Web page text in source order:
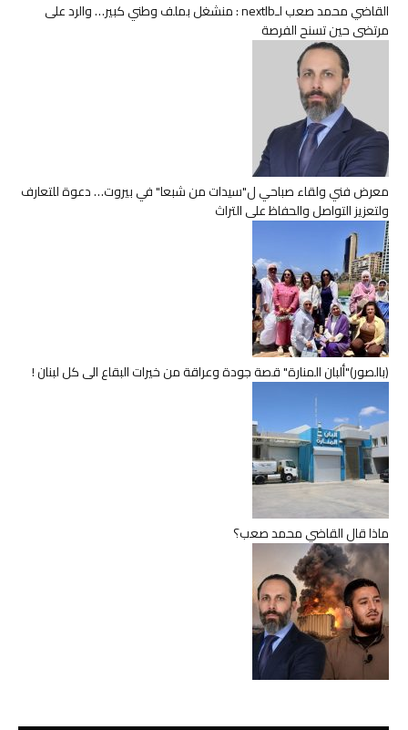
القاضي محمد صعب لـnextlb : منشغل بملف وطني كبير… والرد على
مرتضى حين تسنح الفرصة
معرض فني ولقاء صباحي ل"سيدات من شبعا" في بيروت… دعوة للتعارف
ولتعزيز التواصل والحفاظ على التراث
(بالصور)"ألبان المنارة" قصة جودة وعراقة من خيرات البقاع الى كل لبنان !
ماذا قال القاضي محمد صعب؟